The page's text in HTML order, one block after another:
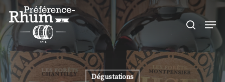
Skip
main
content
search
Dégustations
Close
Menu